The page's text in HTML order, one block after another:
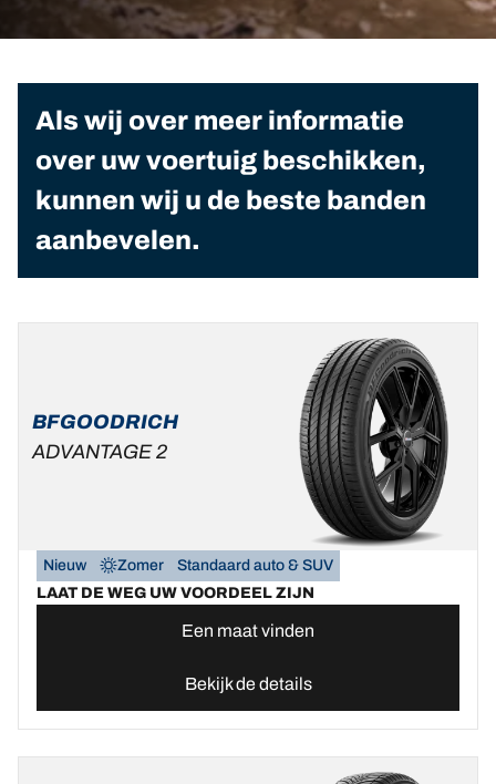
Als wij over meer informatie
over uw voertuig beschikken,
kunnen wij u de beste banden
aanbevelen.
BFGOODRICH
ADVANTAGE 2
Nieuw Zomer
Standaard auto & SUV
LAAT DE WEG UW VOORDEEL ZIJN
Een maat vinden
Bekijk de details